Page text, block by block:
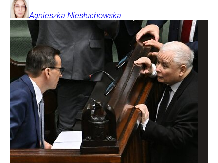
Agnieszka Niesłuchowska